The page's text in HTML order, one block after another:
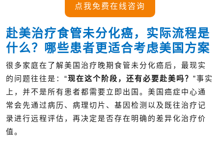
点我免费在线咨询
赴美治疗食管未分化癌，实际流程是
什么？哪些患者更适合考虑美国方案
很多家庭在了解美国治疗晚期食管未分化癌后，最现实
的问题往往是：“现在这个阶段，还有必要赴美吗？ ”事实
上，并不是所有患者都需要立即出国。美国癌症中心通
常会先通过病历、病理切片、基因检测以及既往治疗记
录进行远程评估，再决定是否存在明确的差异化治疗价
值。